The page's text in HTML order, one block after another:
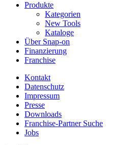
Produkte
Kategorien
New Tools
Kataloge
Über Snap-on
Finanzierung
Franchise
Kontakt
Datenschutz
Impressum
Presse
Downloads
Franchise-Partner Suche
Jobs